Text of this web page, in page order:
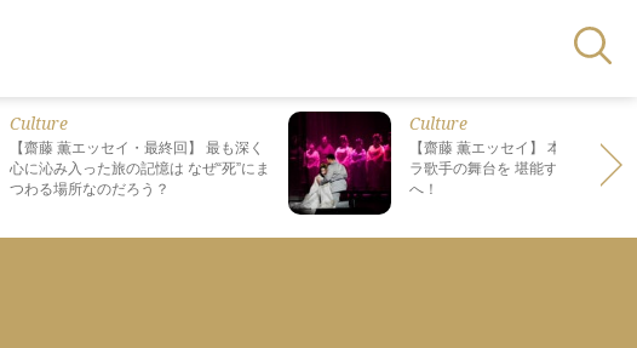
Culture
【齋藤 薫エッセイ・最終回】 最も深く
心に沁み入った旅の記憶は なぜ“死”にま
つわる場所なのだろう？
Culture
【齋藤 薫エッセイ】 本場で日本
ラ歌手の舞台を 堪能する、格別の
へ！